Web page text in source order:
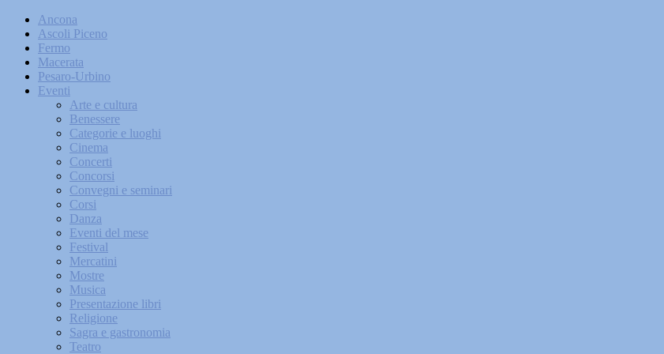
Ancona
Ascoli Piceno
Fermo
Macerata
Pesaro-Urbino
Eventi
Arte e cultura
Benessere
Categorie e luoghi
Cinema
Concerti
Concorsi
Convegni e seminari
Corsi
Danza
Eventi del mese
Festival
Mercatini
Mostre
Musica
Presentazione libri
Religione
Sagra e gastronomia
Teatro